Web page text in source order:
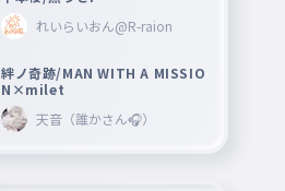
れいらいおん@R-raion
絆ノ奇跡/MAN WITH A MISSIO
N×milet
天音（誰かさん🎧）